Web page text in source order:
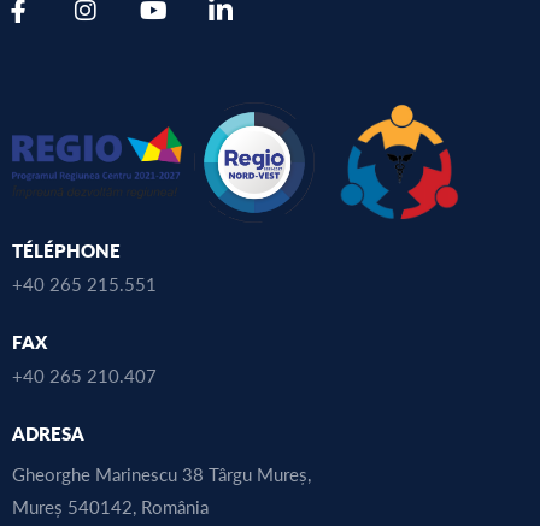
TÉLÉPHONE
+40 265 215.551
FAX
+40 265 210.407
ADRESA
Gheorghe Marinescu 38 Târgu Mureș,
Mureș 540142, România